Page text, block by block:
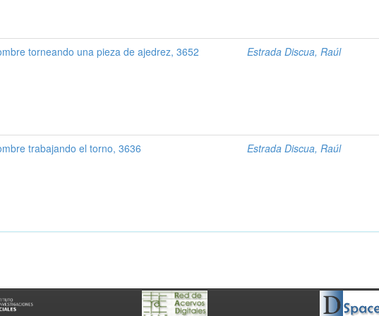
torneando una pieza de ajedrez, 3652 Estrada Discua, Raúl
trabajando el torno, 3636 Estrada Discua, Raúl